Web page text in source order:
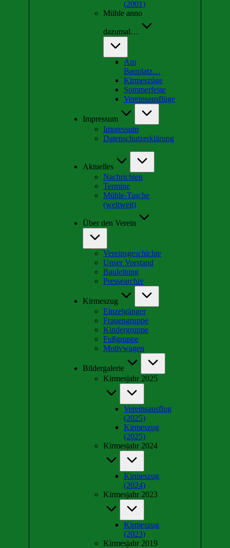
(2001)
Mühle anno
dazumal…
Am
Bauplatz…
Kirmeszüge
Sommerfeste
Vereinsausflüge
Impressum
Impressum
Datenschutzerklärung
Aktuelles
Nachrichten
Termine
Mühle-Tasche
(weltweit)
Über den Verein
Vereinsgeschichte
Unser Vorstand
Bauleitung
Pressearchiv
Kirmeszug
Einzelgänger
Frauengruppe
Kindergruppe
Fußgruppe
Motivwagen
Bildergalerie
Kirmesjahr 2025
Vereinsausflug
(2025)
Kirmeszug
(2025)
Kirmesjahr 2024
Kirmeszug
(2024)
Kirmesjahr 2023
Kirmeszug
(2023)
Kirmesjahr 2019